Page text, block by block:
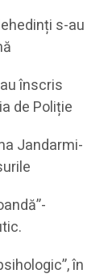
s-au
înscris
de Poliție
Jandarmi-
în